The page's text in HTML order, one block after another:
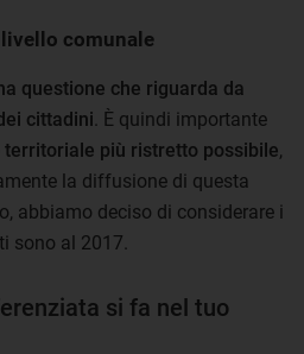
comunale
questione che riguarda da
cittadini . È quindi importante
più ristretto possibile,
la diffusione di questa
abbiamo deciso di considerare i
sono al 2017.
si fa nel tuo